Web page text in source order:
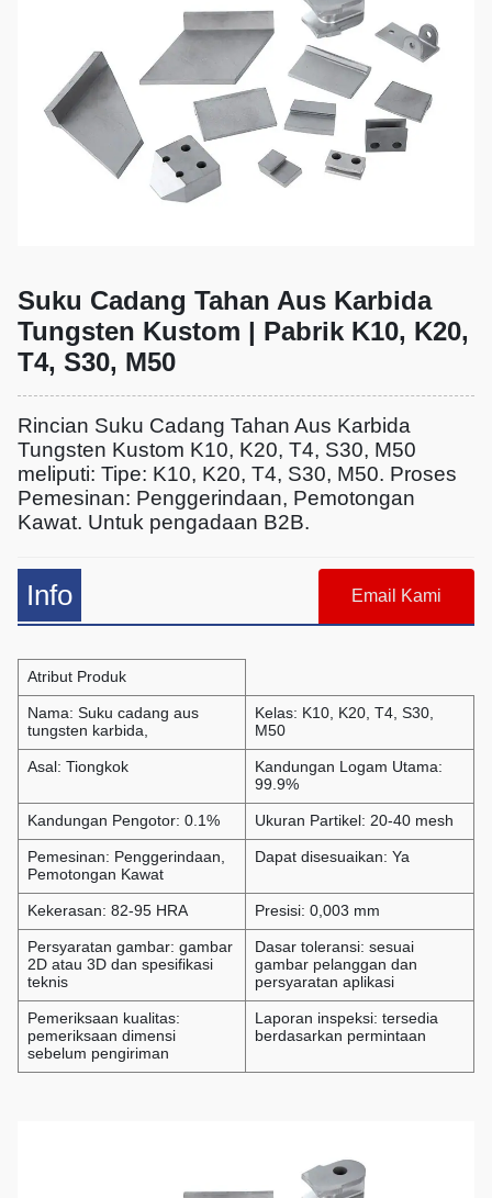
Suku Cadang Tahan Aus Karbida
Tungsten Kustom | Pabrik K10, K20,
T4, S30, M50
Rincian Suku Cadang Tahan Aus Karbida
Tungsten Kustom K10, K20, T4, S30, M50
meliputi: Tipe: K10, K20, T4, S30, M50. Proses
Pemesinan: Penggerindaan, Pemotongan
Kawat. Untuk pengadaan B2B.
Info Email Kami
Atribut Produk
Nama: Suku cadang aus
tungsten karbida,
Kelas: K10, K20, T4, S30,
M50
Asal: Tiongkok
Kandungan Logam Utama:
99.9%
Kandungan Pengotor: 0.1% Ukuran Partikel: 20-40 mesh
Pemesinan: Penggerindaan,
Pemotongan Kawat
Dapat disesuaikan: Ya
Kekerasan: 82-95 HRA Presisi: 0,003 mm
Persyaratan gambar: gambar
2D atau 3D dan spesifikasi
teknis
Dasar toleransi: sesuai
gambar pelanggan dan
persyaratan aplikasi
Pemeriksaan kualitas:
pemeriksaan dimensi
sebelum pengiriman
Laporan inspeksi: tersedia
berdasarkan permintaan